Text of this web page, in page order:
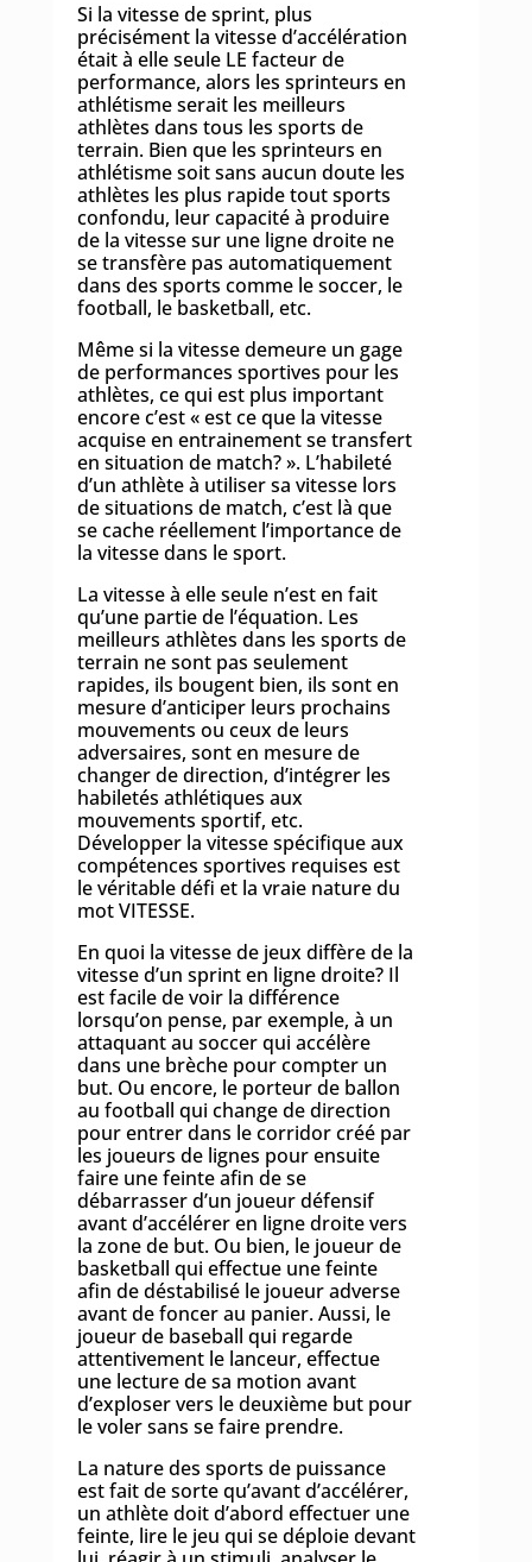
Si la vitesse de sprint, plus
précisément la vitesse d’accélération
était à elle seule LE facteur de
performance, alors les sprinteurs en
athlétisme serait les meilleurs
athlètes dans tous les sports de
terrain. Bien que les sprinteurs en
athlétisme soit sans aucun doute les
athlètes les plus rapide tout sports
confondu, leur capacité à produire
de la vitesse sur une ligne droite ne
se transfère pas automatiquement
dans des sports comme le soccer, le
football, le basketball, etc.
Même si la vitesse demeure un gage
de performances sportives pour les
athlètes, ce qui est plus important
encore c’est « est ce que la vitesse
acquise en entrainement se transfert
en situation de match? ». L’habileté
d’un athlète à utiliser sa vitesse lors
de situations de match, c’est là que
se cache réellement l’importance de
la vitesse dans le sport.
La vitesse à elle seule n’est en fait
qu’une partie de l’équation. Les
meilleurs athlètes dans les sports de
terrain ne sont pas seulement
rapides, ils bougent bien, ils sont en
mesure d’anticiper leurs prochains
mouvements ou ceux de leurs
adversaires, sont en mesure de
changer de direction, d’intégrer les
habiletés athlétiques aux
mouvements sportif, etc.
Développer la vitesse spécifique aux
compétences sportives requises est
le véritable défi et la vraie nature du
mot VITESSE.
En quoi la vitesse de jeux diffère de la
vitesse d’un sprint en ligne droite? Il
est facile de voir la différence
lorsqu’on pense, par exemple, à un
attaquant au soccer qui accélère
dans une brèche pour compter un
but. Ou encore, le porteur de ballon
au football qui change de direction
pour entrer dans le corridor créé par
les joueurs de lignes pour ensuite
faire une feinte afin de se
débarrasser d’un joueur défensif
avant d’accélérer en ligne droite vers
la zone de but. Ou bien, le joueur de
basketball qui effectue une feinte
afin de déstabilisé le joueur adverse
avant de foncer au panier. Aussi, le
joueur de baseball qui regarde
attentivement le lanceur, effectue
une lecture de sa motion avant
d’exploser vers le deuxième but pour
le voler sans se faire prendre.
La nature des sports de puissance
est fait de sorte qu’avant d’accélérer,
un athlète doit d’abord effectuer une
feinte, lire le jeu qui se déploie devant